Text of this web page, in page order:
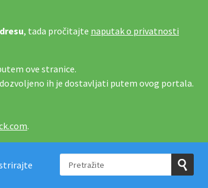
, tada pročitajte naputak o privatnosti
ove stranice.
ih je dostavljati putem ovog portala.
.
Pretražite
Pošaljite